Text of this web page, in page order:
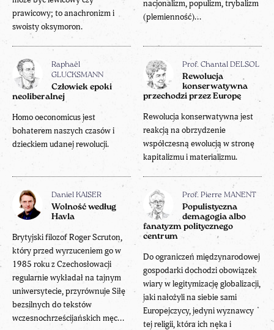
prawicowy; to anachronizm i
swoisty oksymoron.
nacjonalizm, populizm, trybalizm
(plemienność)...
Raphaël
GLUCKSMANN
Człowiek epoki
neoliberalnej
Homo oeconomicus jest
bohaterem naszych czasów i
dzieckiem udanej rewolucji.
Prof. Chantal DELSOL
Rewolucja
konserwatywna
przechodzi przez Europę
Rewolucja konserwatywna jest
reakcją na obrzydzenie
współczesną ewolucją w stronę
kapitalizmu i materializmu.
Daniel KAISER
Wolność według
Havla
Brytyjski filozof Roger Scruton,
który przed wyrzuceniem go w
1985 roku z Czechosłowacji
regularnie wykładał na tajnym
uniwersytecie, przyrównuje Siłę
bezsilnych do tekstów
wczesnochrześcijańskich męc...
Prof. Pierre MANENT
Populistyczna
demagogia albo
fanatyzm politycznego
centrum
Do ograniczeń międzynarodowej
gospodarki dochodzi obowiązek
wiary w legitymizację globalizacji,
jaki nałożyli na siebie sami
Europejczycy, jedyni wyznawcy
tej religii, która ich nęka i